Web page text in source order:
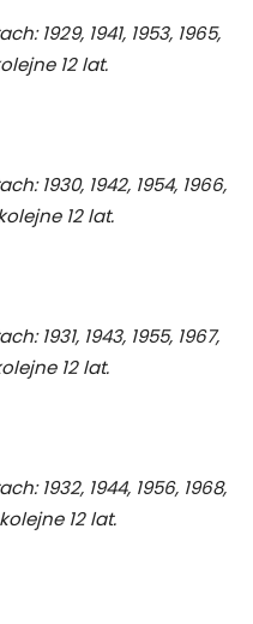
1929, 1941, 1953, 1965,
12 lat.
1930, 1942, 1954, 1966,
12 lat.
1931, 1943, 1955, 1967,
12 lat.
1932, 1944, 1956, 1968,
12 lat.